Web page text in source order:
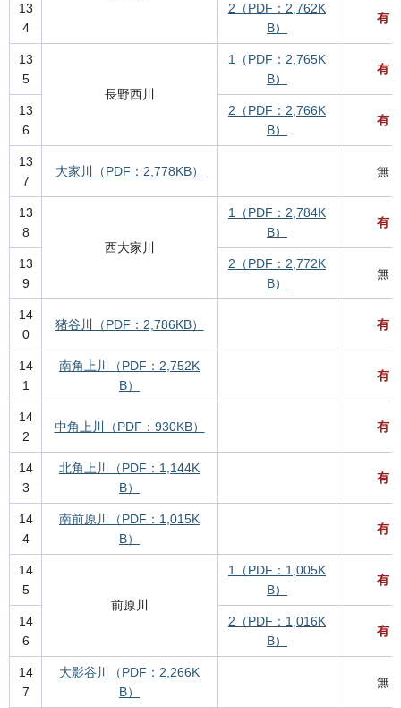
13
4
2（PDF：2,762K
B）
有
13
5
長野西川
1（PDF：2,765K
B）
有
13
6
2（PDF：2,766K
B）
有
13
7
大家川（PDF：2,778KB） 無
13
8
西大家川
1（PDF：2,784K
B）
有
13
9
2（PDF：2,772K
B）
無
14
0
猪谷川（PDF：2,786KB） 有
14
1
南角上川（PDF：2,752K
B）
有
14
2
中角上川（PDF：930KB） 有
14
3
北角上川（PDF：1,144K
B）
有
14
4
南前原川（PDF：1,015K
B）
有
14
5
前原川
1（PDF：1,005K
B）
有
14
6
2（PDF：1,016K
B）
有
14
7
大影谷川（PDF：2,266K
B）
無